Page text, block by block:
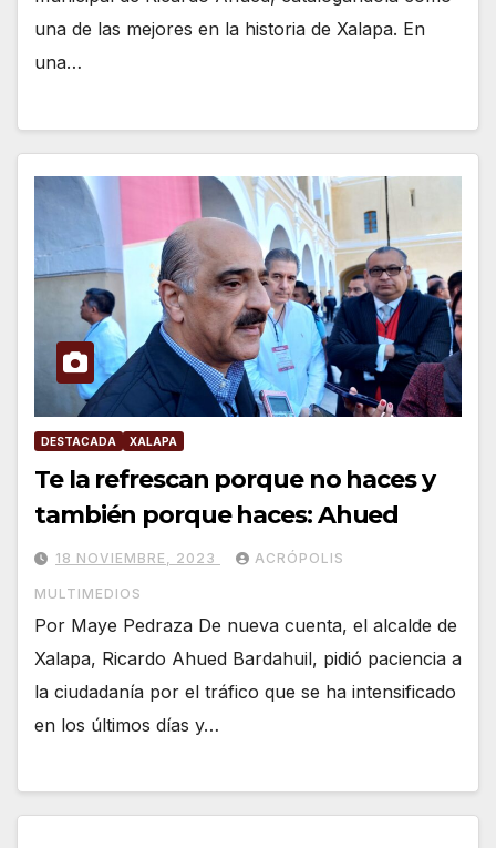
una de las mejores en la historia de Xalapa. En
una…
DESTACADA XALAPA
Te la refrescan porque no haces y
también porque haces: Ahued
18 NOVIEMBRE, 2023 ACRÓPOLIS
MULTIMEDIOS
Por Maye Pedraza De nueva cuenta, el alcalde de
Xalapa, Ricardo Ahued Bardahuil, pidió paciencia a
la ciudadanía por el tráfico que se ha intensificado
en los últimos días y…